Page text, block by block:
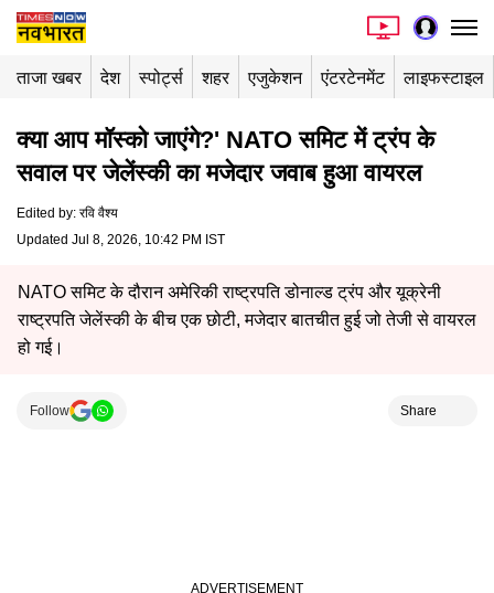
ताजा खबर देश स्पोर्ट्स शहर एजुकेशन एंटरटेनमेंट लाइफस्टाइल
क्या आप मॉस्को जाएंगे?' NATO समिट में ट्रंप के
सवाल पर जेलेंस्की का मजेदार जवाब हुआ वायरल
Edited by: रवि वैश्य
Updated Jul 8, 2026, 10:42 PM IST
NATO समिट के दौरान अमेरिकी राष्ट्रपति डोनाल्ड ट्रंप और यूक्रेनी
राष्ट्रपति जेलेंस्की के बीच एक छोटी, मजेदार बातचीत हुई जो तेजी से वायरल
हो गई।
Follow Share